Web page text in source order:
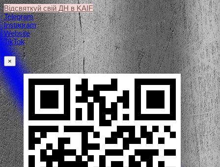
Відсвяткуй свій ДН в KAIF
Telegram
Instagram
Website
TikTok
×